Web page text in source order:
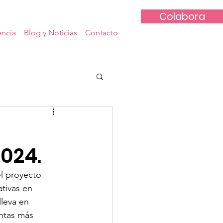
Colabora
Blog y Noticias Contacto
proyecto
en
en
más